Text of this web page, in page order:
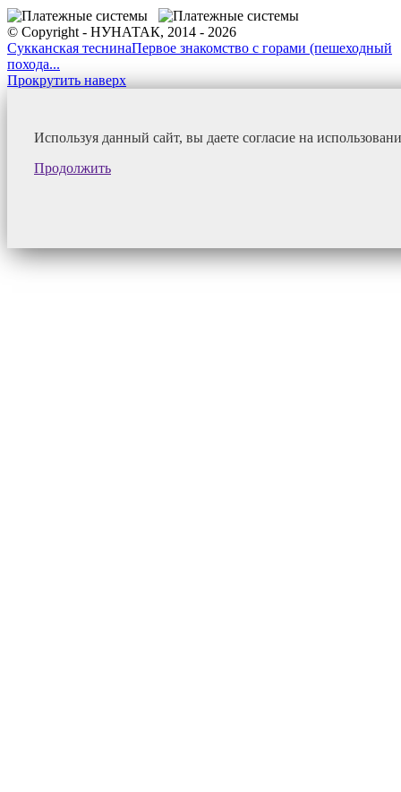
© Copyright - НУНАТАК, 2014 - 2026
Сукканская теснинаПервое знакомство с горами (пешеходный
похода...
Прокрутить наверх
Используя данный сайт, вы даете согласие на
Продолжить